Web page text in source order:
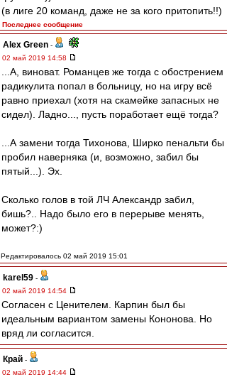
(в лиге 20 команд, даже не за кого притопить!!)
Последнее сообщение
Alex Green -
02 май 2019 14:58
...А, виноват. Романцев же тогда с обострением
радикулита попал в больницу, но на игру всё
равно приехал (хотя на скамейке запасных не
сидел). Ладно..., пусть поработает ещё тогда?
...А замени тогда Тихонова, Ширко пенальти бы
пробил наверняка (и, возможно, забил бы
пятый...). Эх.
Сколько голов в той ЛЧ Александр забил,
бишь?.. Надо было его в перерыве менять,
может?:)
Редактировалось 02 май 2019 15:01
karel59 -
02 май 2019 14:54
Согласен с Ценителем. Карпин был бы
идеальным вариантом замены Кононова. Но
вряд ли согласится.
Край -
02 май 2019 14:44